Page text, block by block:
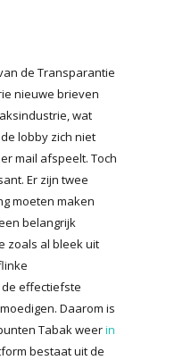
de Transparantie
nieuwe brieven
wat
lobby zich niet
mail afspeelt. Toch
Er zijn twee
moeten maken
belangrijk
zoals al bleek uit
effectiefste
Daarom is
Tabak weerin
bestaat uit de